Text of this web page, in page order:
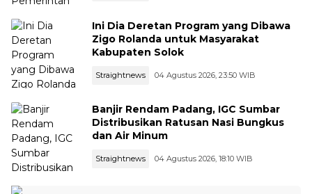
Ini Dia Deretan Program yang Dibawa
Zigo Rolanda untuk Masyarakat
Kabupaten Solok
Straightnews 04 Agustus 2026, 23:50 WIB
Banjir Rendam Padang, IGC Sumbar
Distribusikan Ratusan Nasi Bungkus
dan Air Minum
Straightnews 04 Agustus 2026, 18:10 WIB